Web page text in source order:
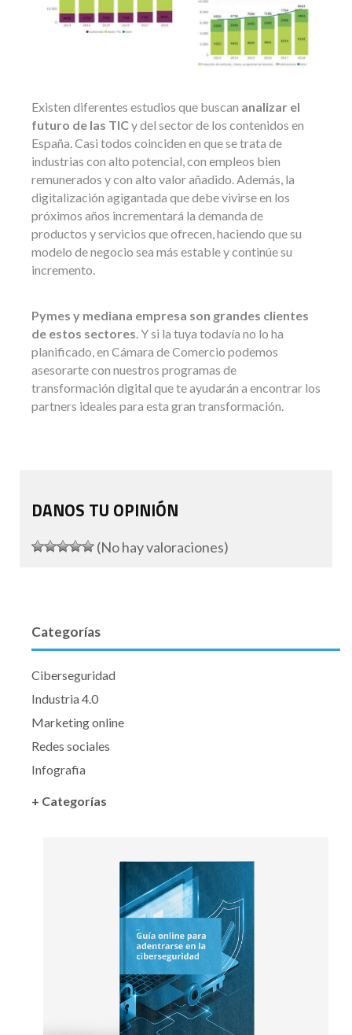
Existen diferentes estudios que buscan analizar el
futuro de las TICy del sector de los contenidos en
España. Casi todos coinciden en que se trata de
industrias con alto potencial, con empleos bien
remunerados y con alto valor añadido. Además, la
digitalización agigantada que debe vivirse en los
próximos años incrementará la demanda de
productos y servicios que ofrecen, haciendo que su
modelo de negocio sea más estable y continúe su
incremento.
Pymes y mediana empresa son grandes clientes
de estos sectores . Y si la tuya todavía no lo ha
planificado, en Cámara de Comercio podemos
asesorarte con nuestros programas de
transformación digital que te ayudarán a encontrar los
partners ideales para esta gran transformación.
DANOS TU OPINIÓN
(No hay valoraciones)
Categorías
Ciberseguridad
Industria 4.0
Marketing online
Redes sociales
Infografia
+ Categorías